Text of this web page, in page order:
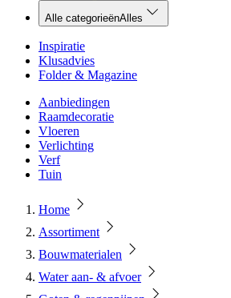
Alle categorieënAlles
Inspiratie
Klusadvies
Folder & Magazine
Aanbiedingen
Raamdecoratie
Vloeren
Verlichting
Verf
Tuin
Home
Assortiment
Bouwmaterialen
Water aan- & afvoer